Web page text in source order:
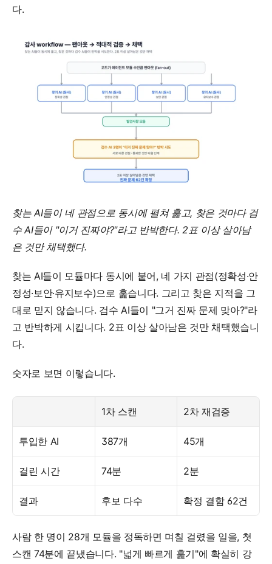
다.
찾는 AI들이 네 관점으로 동시에 펼쳐 훑고, 찾은 것마다 검
수 AI들이 "이거 진짜야?"라고 반박한다. 2표 이상 살아남
은 것만 채택했다.
찾는 AI들이 모듈마다 동시에 붙어, 네 가지 관점(정확성·안
정성·보안·유지보수)으로 훑습니다. 그리고 찾은 지적을 그
대로 믿지 않습니다. 검수 AI들이 "그거 진짜 문제 맞아?"라
고 반박하게 시킵니다. 2표 이상 살아남은 것만 채택했습니
다.
숫자로 보면 이렇습니다.
1차 스캔 2차 재검증
투입한 AI 387개 45개
걸린 시간 74분 2분
결과 후보 다수 확정 결함 62건
사람 한 명이 28개 모듈을 정독하면 며칠 걸렸을 일을, 첫
스캔 74분에 끝냈습니다. "넓게 빠르게 훑기"에 확실히 강